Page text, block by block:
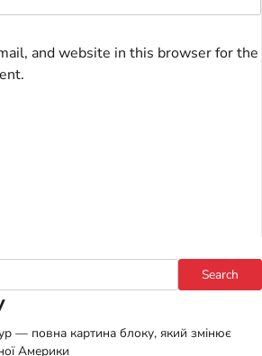
and website in this browser for the
Search
— повна картина блоку, який змінює
Америки